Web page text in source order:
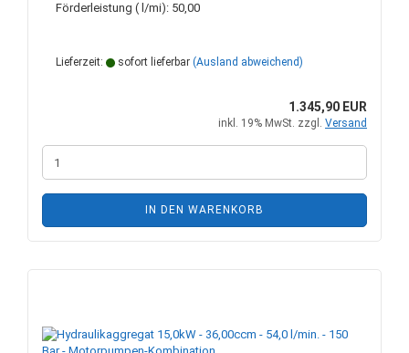
Förderleistung ( l/mi): 50,00
Lieferzeit: sofort lieferbar (Ausland abweichend)
1.345,90 EUR
inkl. 19% MwSt. zzgl. Versand
IN DEN WARENKORB